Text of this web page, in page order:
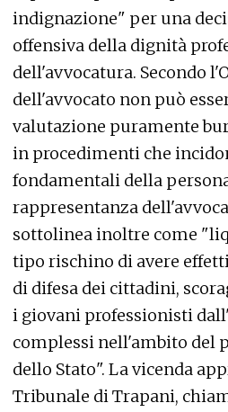
indignazione" per una
offensiva della dignità
dell'avvocatura. Secondo
dell'avvocato non può
valutazione puramente
in procedimenti che
fondamentali della
rappresentanza
sottolinea inoltre come
tipo rischino di avere
di difesa dei cittadini,
i giovani professionisti
complessi nell'ambito del
dello Stato". La vicenda
Tribunale di Trapani,